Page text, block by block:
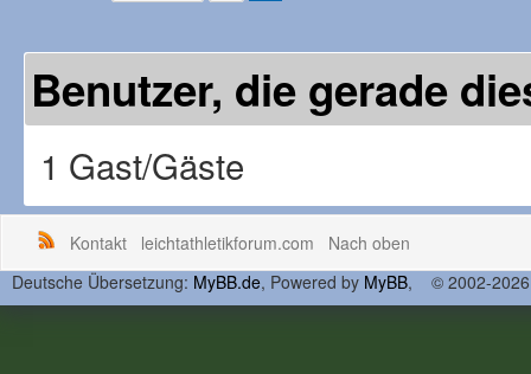
Benutzer, die gerade
1 Gast/Gäste
Kontakt leichtathletikforum.com
Nach oben
Deutsche Übersetzung: MyBB.de, Powered by MyBB, © 2002-